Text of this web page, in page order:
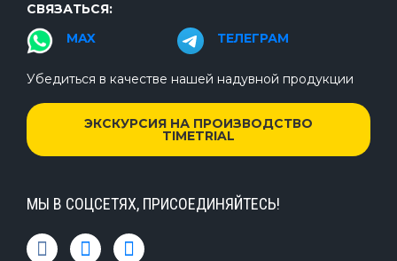
СВЯЗАТЬСЯ:
MAX
ТЕЛЕГРАМ
Убедиться в качестве нашей надувной продукции
ЭКСКУРСИЯ НА ПРОИЗВОДСТВО
TIMETRIAL
МЫ В СОЦСЕТЯХ, ПРИСОЕДИНЯЙТЕСЬ!